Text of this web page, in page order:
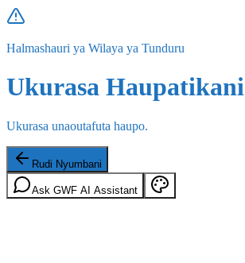
Halmashauri ya Wilaya ya Tunduru
Ukurasa Haupatikani
Ukurasa unaoutafuta haupo.
Rudi Nyumbani
Ask GWF AI Assistant